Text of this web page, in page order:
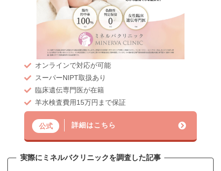
オンラインで対応が可能
スーパーNIPT取扱あり
臨床遺伝専門医が在籍
羊水検査費用15万円まで保証
公式 詳細はこちら
実際にミネルバクリニックを調査した記事